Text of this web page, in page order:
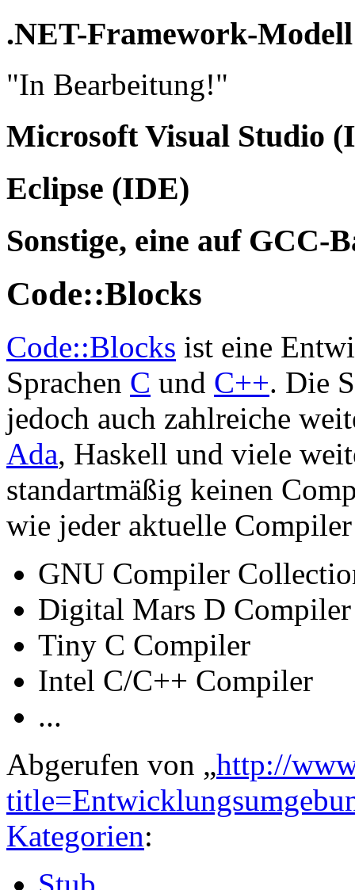
.NET-Framework-Modell
"In Bearbeitung!"
Microsoft Visual Studio
Eclipse (IDE)
Sonstige, eine auf GCC-
Code::Blocks
Code::Blocks ist eine
Sprachen C und C++. Die
jedoch auch zahlreiche
Ada, Haskell und viele
standartmäßig keinen
wie jeder aktuelle
GNU Compiler
Digital Mars D Compiler
Tiny C Compiler
Intel C/C++ Compiler
...
Abgerufen von „http://
Kategorien: